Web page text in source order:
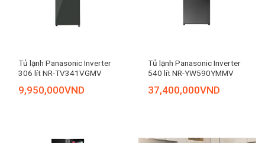
Tủ lạnh Panasonic Inverter
306 lít NR-TV341VGMV
9,950,000VND
Tủ lạnh Panasonic Inverter
540 lít NR-YW590YMMV
37,400,000VND